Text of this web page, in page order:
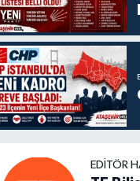
EDITÖR